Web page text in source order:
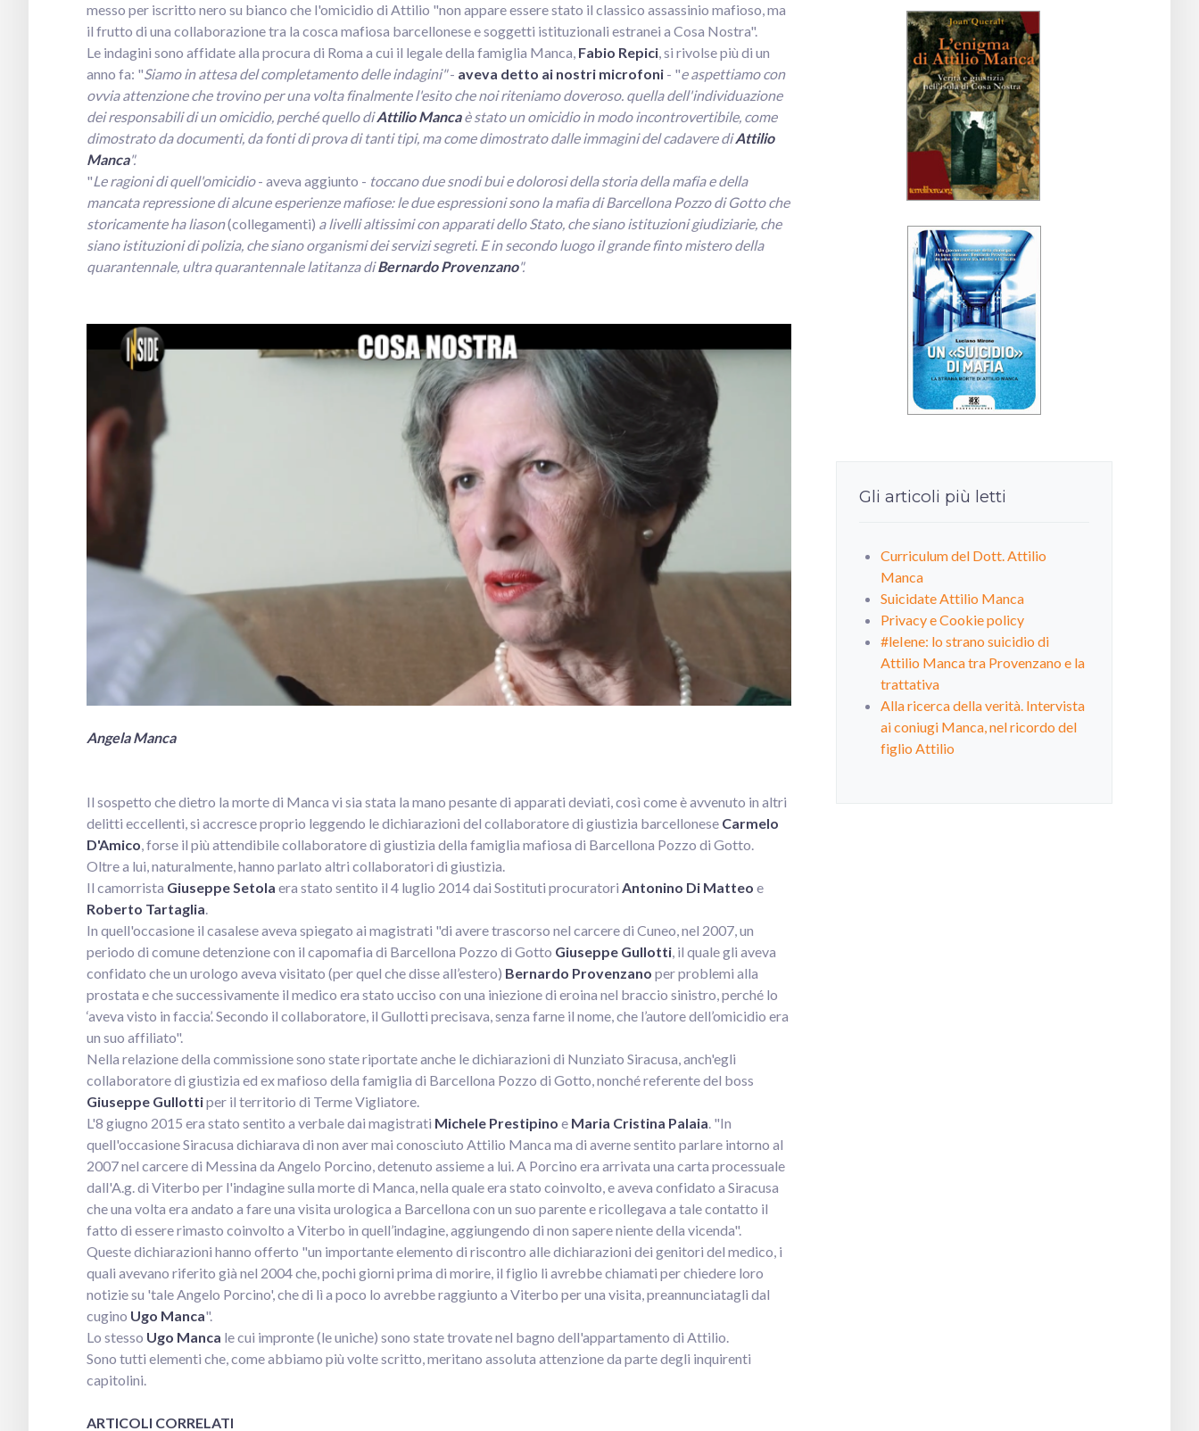
messo per iscritto nero su bianco che l'omicidio di Attilio "non appare essere stato il classico assassinio mafioso, ma
il frutto di una collaborazione tra la cosca mafiosa barcellonese e soggetti istituzionali estranei a Cosa Nostra".
Le indagini sono affidate alla procura di Roma a cui il legale della famiglia Manca, Fabio Repici, si rivolse più di un
anno fa: "Siamo in attesa del completamento delle indagini"- aveva detto ai nostri microfoni - "e aspettiamo con
ovvia attenzione che trovino per una volta finalmente l'esito che noi riteniamo doveroso. quella dell'individuazione
dei responsabili di un omicidio, perché quello diAttilio Mancaè stato un omicidio in modo incontrovertibile, come
dimostrato da documenti, da fonti di prova di tanti tipi, ma come dimostrato dalle immagini del cadavere diAttilio
Manca".
"Le ragioni di quell'omicidio- aveva aggiunto - toccano due snodi bui e dolorosi della storia della mafia e della
mancata repressione di alcune esperienze mafiose: le due espressioni sono la mafia di Barcellona Pozzo di Gotto che
storicamente ha liason(collegamenti) a livelli altissimi con apparati dello Stato, che siano istituzioni giudiziarie, che
siano istituzioni di polizia, che siano organismi dei servizi segreti. E in secondo luogo il grande finto mistero della
quarantennale, ultra quarantennalelatitanzadiBernardo Provenzano".
Angela Manca
Il sospetto che dietro la morte di Manca vi sia stata la mano pesante di apparati deviati, così come è avvenuto in altri
delitti eccellenti, si accresce proprio leggendo le dichiarazioni del collaboratore di giustizia barcellonese Carmelo
D'Amico, forse il più attendibile collaboratore di giustizia della famiglia mafiosa di Barcellona Pozzo di Gotto.
Oltre a lui, naturalmente, hanno parlato altri collaboratori di giustizia.
Il camorrista Giuseppe Setola era stato sentito il 4 luglio 2014 dai Sostituti procuratori Antonino Di Matteo e
Roberto Tartaglia.
In quell'occasione il casalese aveva spiegato ai magistrati "di avere trascorso nel carcere di Cuneo, nel 2007, un
periodo di comune detenzione con il capomafia di Barcellona Pozzo di Gotto Giuseppe Gullotti, il quale gli aveva
confidato che un urologo aveva visitato (per quel che disse all’estero) Bernardo Provenzano per problemi alla
prostata e che successivamente il medico era stato ucciso con una iniezione di eroina nel braccio sinistro, perché lo
‘aveva visto in faccia’. Secondo il collaboratore, il Gullotti precisava, senza farne il nome, che l’autore dell’omicidio era
un suo affiliato".
Nella relazione della commissione sono state riportate anche le dichiarazioni di Nunziato Siracusa, anch'egli
collaboratore di giustizia ed ex mafioso della famiglia di Barcellona Pozzo di Gotto, nonché referente del boss
Giuseppe Gullottiper il territorio di Terme Vigliatore.
L'8 giugno 2015 era stato sentito a verbale dai magistrati Michele Prestipino e Maria Cristina Palaia. "In
quell'occasione Siracusa dichiarava di non aver mai conosciuto Attilio Manca ma di averne sentito parlare intorno al
2007 nel carcere di Messina da Angelo Porcino, detenuto assieme a lui. A Porcino era arrivata una carta processuale
dall'A.g. di Viterbo per l'indagine sulla morte di Manca, nella quale era stato coinvolto, e aveva confidato a Siracusa
che una volta era andato a fare una visita urologica a Barcellona con un suo parente e ricollegava a tale contatto il
fatto di essere rimasto coinvolto a Viterbo in quell’indagine, aggiungendo di non sapere niente della vicenda".
Queste dichiarazioni hanno offerto "un importante elemento di riscontro alle dichiarazioni dei genitori del medico, i
quali avevano riferito già nel 2004 che, pochi giorni prima di morire, il figlio li avrebbe chiamati per chiedere loro
notizie su 'tale Angelo Porcino', che di lì a poco lo avrebbe raggiunto a Viterbo per una visita, preannunciatagli dal
cugino Ugo Manca".
Lo stesso Ugo Manca le cui impronte (le uniche) sono state trovate nel bagno dell'appartamento di Attilio.
Sono tutti elementi che, come abbiamo più volte scritto, meritano assoluta attenzione da parte degli inquirenti
capitolini.
ARTICOLI CORRELATI
Gli articoli più letti
Curriculum del Dott. Attilio
Manca
Suicidate Attilio Manca
Privacy e Cookie policy
#leIene: lo strano suicidio di
Attilio Manca tra Provenzano e la
trattativa
Alla ricerca della verità. Intervista
ai coniugi Manca, nel ricordo del
figlio Attilio